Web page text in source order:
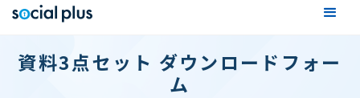
資料3点セット ダウンロードフォー
ム